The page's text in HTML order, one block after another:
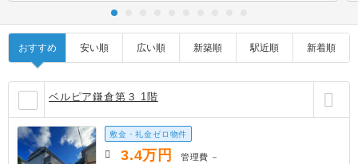
おすすめ 安い順 広い順 新築順 駅近順 新着順
ベルピア鎌倉第３ 1階
敷金・礼金ゼロ物件
3.4万円 管理費 －